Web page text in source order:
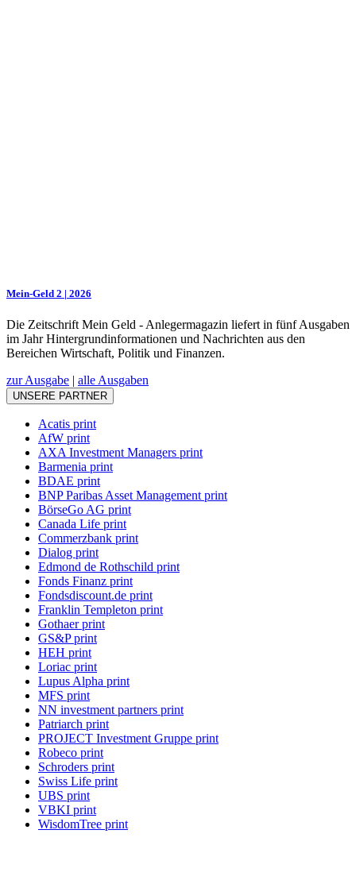
Mein-Geld 2 | 2026
Die Zeitschrift Mein Geld - Anlegermagazin liefert in fünf Ausgaben
im Jahr Hintergrundinformationen und Nachrichten aus den
Bereichen Wirtschaft, Politik und Finanzen.
zur Ausgabe | alle Ausgaben
UNSERE PARTNER
Acatis print
AfW print
AXA Investment Managers print
Barmenia print
BDAE print
BNP Paribas Asset Management print
BörseGo AG print
Canada Life print
Commerzbank print
Dialog print
Edmond de Rothschild print
Fonds Finanz print
Fondsdiscount.de print
Franklin Templeton print
Gothaer print
GS&P print
HEH print
Loriac print
Lupus Alpha print
MFS print
NN investment partners print
Patriarch print
PROJECT Investment Gruppe print
Robeco print
Schroders print
Swiss Life print
UBS print
VBKI print
WisdomTree print